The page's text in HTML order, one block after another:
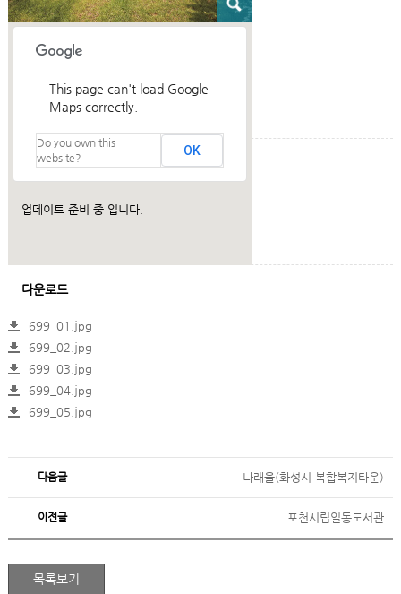
This page can't load Google
Maps correctly.
Do you own this
website?
OK
건축설명
업데이트 준비 중 입니다.
다운로드
699_01.jpg
699_02.jpg
699_03.jpg
699_04.jpg
699_05.jpg
다음글 나래울(화성시 복합복지타운)
이전글 포천시립일동도서관